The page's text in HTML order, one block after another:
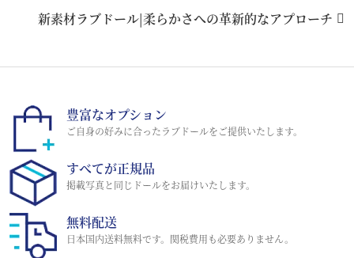
新素材ラブドール|柔らかさへの革新的なアプローチ
豊富なオプション
ご自身の好みに合ったラブドールをご提供いたします。
すべてが正規品
掲載写真と同じドールをお届けいたします。
無料配送
日本国内送料無料です。関税費用も必要ありません。